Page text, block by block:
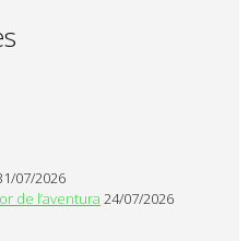
07/2026
de l’aventura 24/07/2026